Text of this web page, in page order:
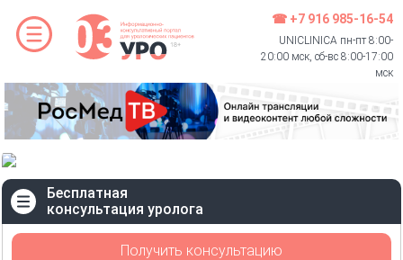
☎ +7 916 985-16-54
UNICLINICA пн-пт 8:00-
20:00 мск, сб-вс 8:00-17:00
мск
Бесплатная
консультация уролога
Получить консультацию